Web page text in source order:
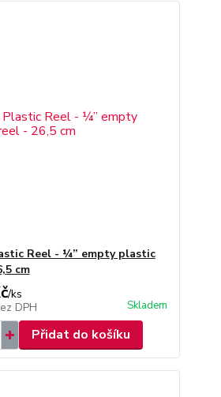
Reel - ¼” empty plastic
cm
/ks
DPH Skladem
Přidat do košíku